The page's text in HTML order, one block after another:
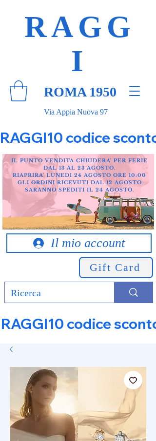
Via Appia Nuova 97
RAGG
I
ROMA 1950
RAGGI10 codice
Il mio account
Gift Card
IL PUNTO VENDITA CHIUDERA' PER FERIE
DAL 13 AL 23 AGOSTO.
RIAPRIRA' LUNEDI 24 AGOSTO ORE 10:00
GLI ORDINI RICEVUTI DAL 12 AGOSTO
SARANNO SPEDITI IL 24 AGOSTO.
RAGGI10 codice